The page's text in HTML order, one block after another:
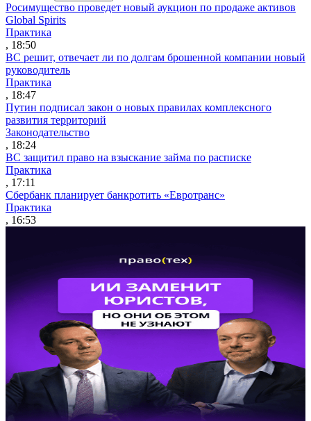
Росимущество проведет новый аукцион по продаже активов
Global Spirits
Практика
, 18:50
ВС решит, отвечает ли по долгам брошенной компании новый
руководитель
Практика
, 18:47
Путин подписал закон о новых правилах комплексного
развития территорий
Законодательство
, 18:24
ВС защитил право на взыскание займа по расписке
Практика
, 17:11
Сбербанк планирует банкротить «Евротранс»
Практика
, 16:53